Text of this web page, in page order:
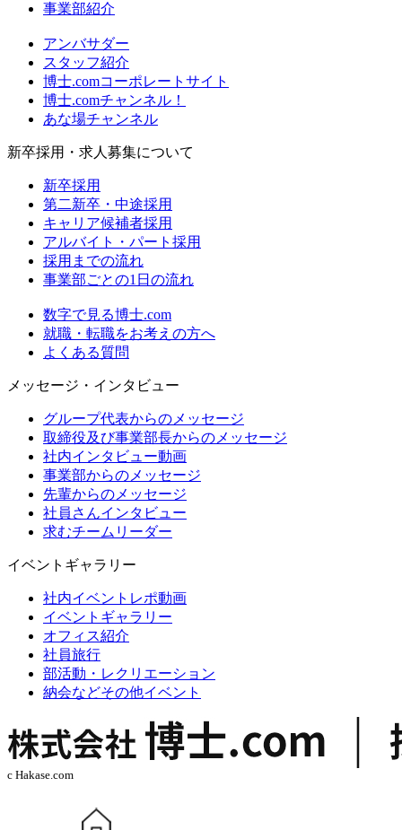
事業部紹介
アンバサダー
スタッフ紹介
博士.comコーポレートサイト
博士.comチャンネル！
あな場チャンネル
新卒採用・求人募集について
新卒採用
第二新卒・中途採用
キャリア候補者採用
アルバイト・パート採用
採用までの流れ
事業部ごとの1日の流れ
数字で見る博士.com
就職・転職をお考えの方へ
よくある質問
メッセージ・インタビュー
グループ代表からのメッセージ
取締役及び事業部長からのメッセージ
社内インタビュー動画
事業部からのメッセージ
先輩からのメッセージ
社員さんインタビュー
求むチームリーダー
イベントギャラリー
社内イベントレポ動画
イベントギャラリー
オフィス紹介
社員旅行
部活動・レクリエーション
納会などその他イベント
c Hakase.com